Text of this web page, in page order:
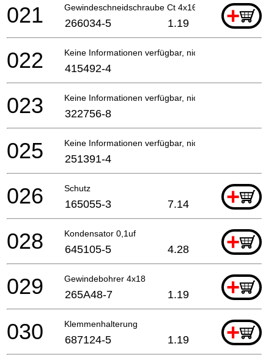
Gewindeschneidschraube Ct 4x16 +
021 266034-5 1.19
Keine Informationen verfügbar, nicht bestellbar
022 415492-4
Keine Informationen verfügbar, nicht bestellbar
023 322756-8
Keine Informationen verfügbar, nicht bestellbar
025 251391-4
Schutz +
026 165055-3 7.14
Kondensator 0,1uf +
028 645105-5 4.28
Gewindebohrer 4x18 +
029 265A48-7 1.19
Klemmenhalterung +
030 687124-5 1.19